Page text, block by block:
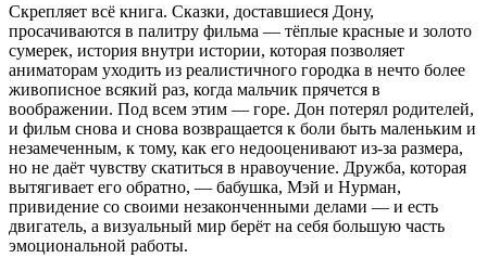
Скрепляет всё книга. Сказки, доставшиеся Дону,
просачиваются в палитру фильма — тёплые красные и золото
сумерек, история внутри истории, которая позволяет
аниматорам уходить из реалистичного городка в нечто более
живописное всякий раз, когда мальчик прячется в
воображении. Под всем этим — горе. Дон потерял родителей,
и фильм снова и снова возвращается к боли быть маленьким и
незамеченным, к тому, как его недооценивают из-за размера,
но не даёт чувству скатиться в нравоучение. Дружба, которая
вытягивает его обратно, — бабушка, Мэй и Нурман,
привидение со своими незаконченными делами — и есть
двигатель, а визуальный мир берёт на себя большую часть
эмоциональной работы.